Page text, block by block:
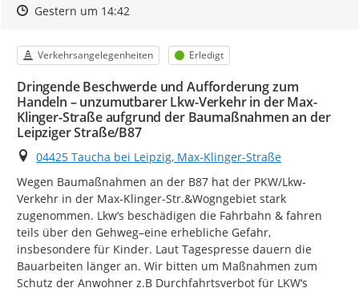
Zeitpunkt des Erstellens
Zeitpunkt des Erstellens
Gestern um 14:42Zur Äußerung
Kategorie
Verkehrsangelegenheiten Status
Erledigt
Dringende Beschwerde und Aufforderung zum
Handeln – unzumutbarer Lkw-Verkehr in der Max-
Klinger-Straße aufgrund der Baumaßnahmen an der
Leipziger Straße/B87
Ort
04425 Taucha bei Leipzig, Max-Klinger-Straße
Wegen Baumaßnahmen an der B87 hat der PKW/Lkw-
Verkehr in der Max-Klinger-Str.&Wogngebiet stark
zugenommen. Lkw‘s beschädigen die Fahrbahn & fahren
teils über den Gehweg–eine erhebliche Gefahr,
insbesondere für Kinder. Laut Tagespresse dauern die
Bauarbeiten länger an. Wir bitten um Maßnahmen zum
Schutz der Anwohner z.B Durchfahrtsverbot für LKW‘s